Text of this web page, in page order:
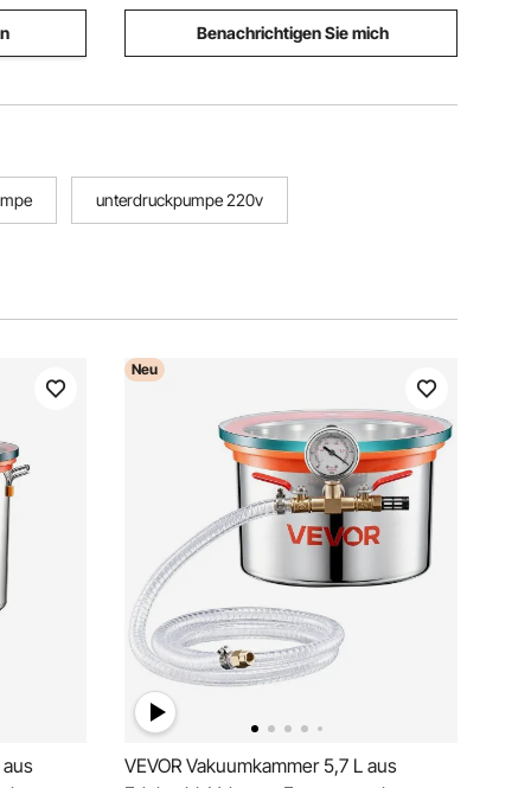
Benachrichtigen Sie mich
unterdruckpumpe 220v
aus
Neu
VEVOR Vakuumkammer 5,7 L aus